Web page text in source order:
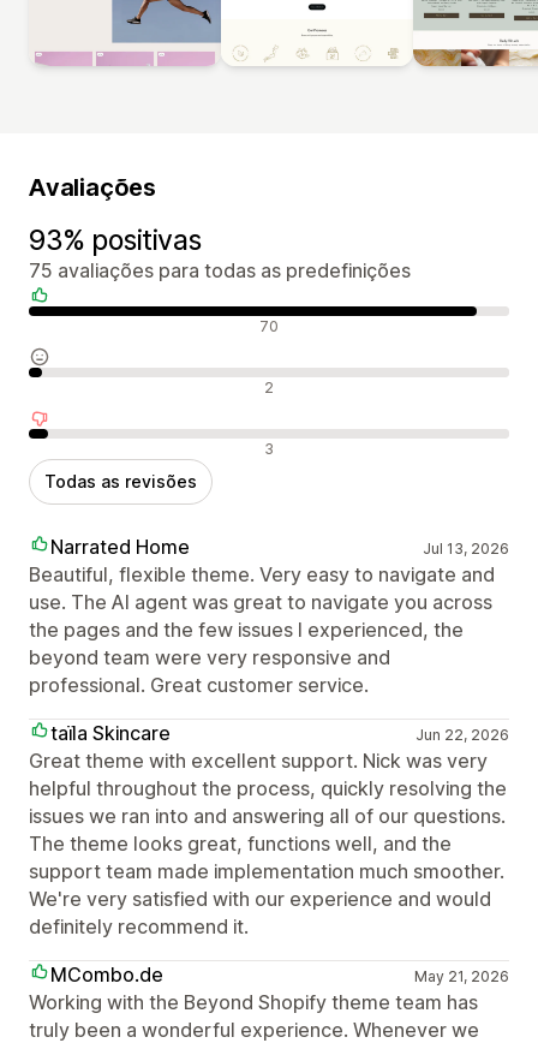
Avaliações
93% positivas
75 avaliações para todas as predefinições
Avaliações positivas 70
Avaliações neutras 2
Avaliações negativas 3
Todas as revisões
Narrated Home Jul 13, 2026
Beautiful, flexible theme. Very easy to navigate and
use. The AI agent was great to navigate you across
the pages and the few issues I experienced, the
beyond team were very responsive and
professional. Great customer service.
taїla Skincare
Jun 22, 2026
Great theme with excellent support. Nick was very
helpful throughout the process, quickly resolving the
issues we ran into and answering all of our questions.
The theme looks great, functions well, and the
support team made implementation much smoother.
We're very satisfied with our experience and would
definitely recommend it.
MCombo.de
May 21, 2026
Working with the Beyond Shopify theme team has
truly been a wonderful experience. Whenever we